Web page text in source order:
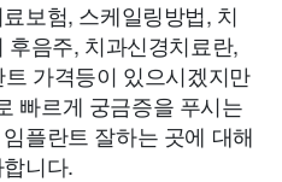
보험, 스케일링방법, 치
음주, 치과신경치료란,
가격등이 있으시겠지만
빠르게 궁금증을 푸시는
플란트 잘하는 곳에 대해
니다.